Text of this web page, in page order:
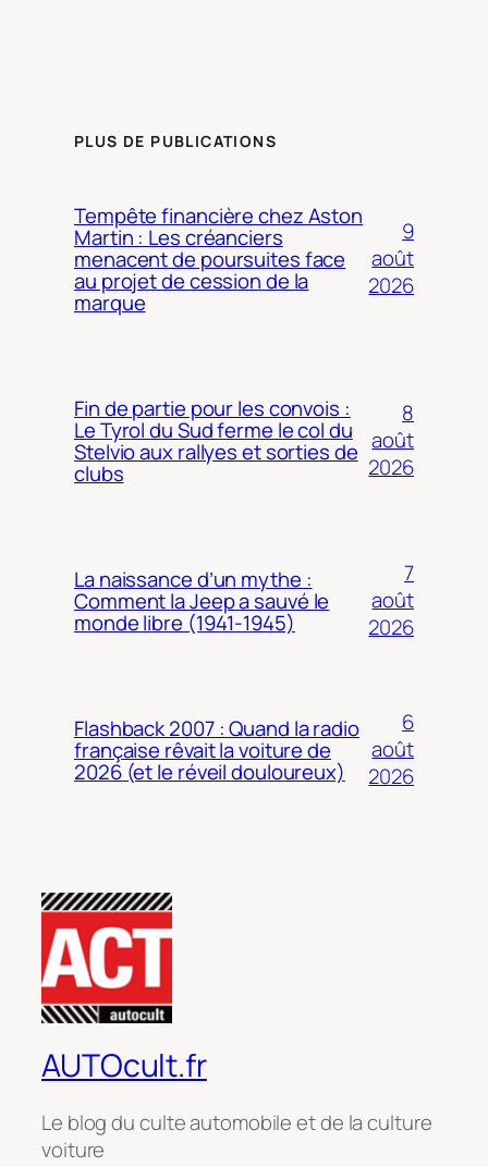
PLUS DE PUBLICATIONS
Tempête financière chez Aston
Martin : Les créanciers
menacent de poursuites face
au projet de cession de la
marque
9
août
2026
Fin de partie pour les convois :
Le Tyrol du Sud ferme le col du
Stelvio aux rallyes et sorties de
clubs
8
août
2026
La naissance d’un mythe :
Comment la Jeep a sauvé le
monde libre (1941-1945)
7
août
2026
Flashback 2007 : Quand la radio
française rêvait la voiture de
2026 (et le réveil douloureux)
6
août
2026
AUTOcult.fr
Le blog du culte automobile et de la culture
voiture